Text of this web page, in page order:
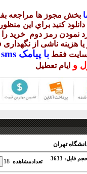
بخش مجوز ها مراجعه
کنيد براي اين
نمودن رمز دوم خريد
هزينه ناشی از
فقط با پيامک sms يا
و ايام تعطيل
تهران
حجم فایل: 3633
تعدادمشاهده 18